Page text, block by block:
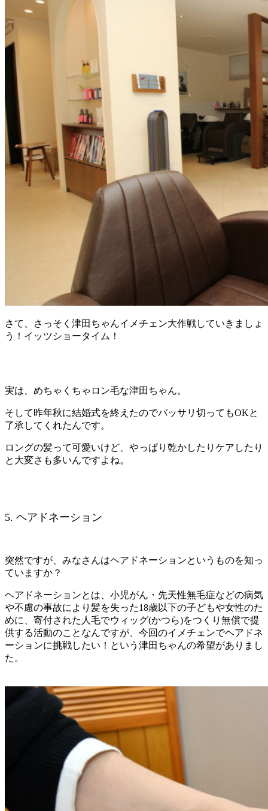
さて、さっそく津田ちゃんイメチェン大作戦していきましょ
う！イッツショータイム！
実は、めちゃくちゃロン毛な津田ちゃん。
そして昨年秋に結婚式を終えたのでバッサリ切ってもOKと
了承してくれたんです。
ロングの髪って可愛いけど、やっぱり乾かしたりケアしたり
と大変さも多いんですよね。
5. ヘアドネーション
突然ですが、みなさんはヘアドネーションというものを知っ
ていますか？
ヘアドネーションとは、小児がん・先天性無毛症などの病気
や不慮の事故により髪を失った18歳以下の子どもや女性のた
めに、寄付された人毛でウィッグ(かつら)をつくり無償で提
供する活動のことなんですが、今回のイメチェンでヘアドネ
ーションに挑戦したい！という津田ちゃんの希望がありまし
た。